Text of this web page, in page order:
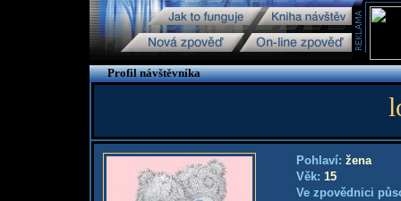
Profil návštěvníka
Pohlaví: žena
Věk: 15
Ve zpovědnici